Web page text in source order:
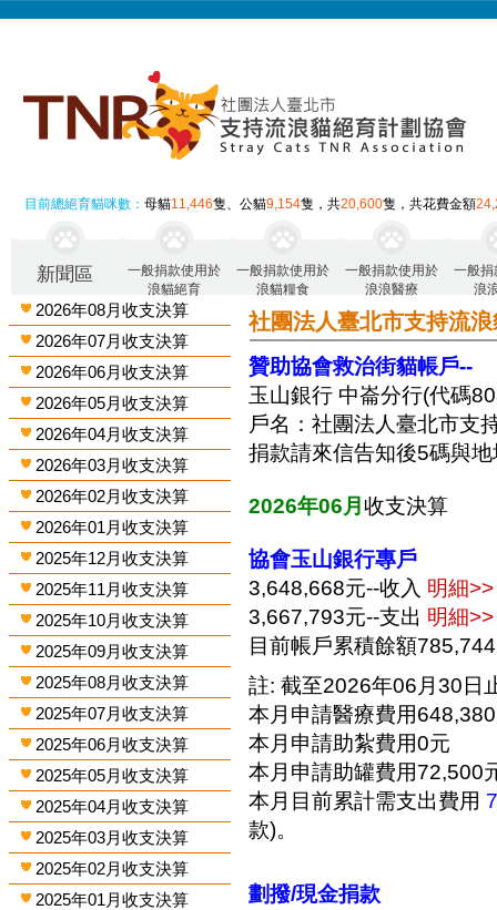
目前總絕育貓咪數：母貓11,446隻、公貓9,154隻，共20,600隻，共花費金額
新聞區
一般捐款使用於
浪貓絕育
一般捐款使用於
浪貓糧食
一般捐款使用於
浪浪醫療
一般捐
浪
2026年08月收支決算
2026年07月收支決算
2026年06月收支決算
2026年05月收支決算
2026年04月收支決算
2026年03月收支決算
2026年02月收支決算
2026年01月收支決算
2025年12月收支決算
2025年11月收支決算
2025年10月收支決算
2025年09月收支決算
2025年08月收支決算
2025年07月收支決算
2025年06月收支決算
2025年05月收支決算
2025年04月收支決算
2025年03月收支決算
2025年02月收支決算
2025年01月收支決算
社團法人臺北市支持流
贊助協會救治街貓帳戶--
玉山銀行 中崙分行(代碼
戶名：社團法人臺北市支
捐款請來信告知後5碼與
2026年06月收支決算
協會玉山銀行專戶
3,648,668元--收入 明細>>
3,667,793元--支出 明細>>
目前帳戶累積餘額
註: 截至2026年06月30日
本月申請醫療費用
本月申請助紮費用0元
本月申請助罐費用72,500
本月目前累計需支出費用
款)。
劃撥/現金捐款